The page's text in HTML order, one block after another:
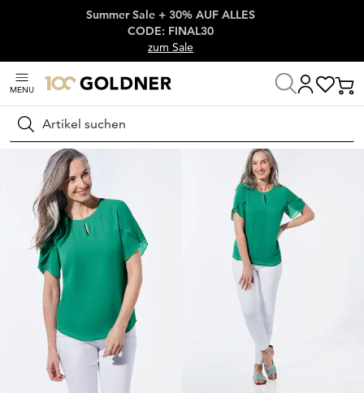
Überspringe Navigation, direkt zum Content
Summer Sale + 30% AUF ALLES
CODE: FINAL30
zum Sale
MENU
Suchen
Startseite Damenmode